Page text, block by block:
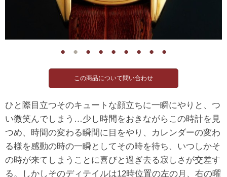
● ● ● ● ● ● ● ● ●
ひと際目立つそのキュートな顔立ちに一瞬にやりと、つ
い微笑んでしまう…少し時間をおきながらこの時計を見
つめ、時間の変わる瞬間に目をやり、カレンダーの変わ
る様を感動の時の一瞬としてその時を待ち、いつしかそ
の時が来てしまうことに喜びと過ぎ去る寂しさが交差す
る。しかしそのディテイルは12時位置の左の月、右の曜